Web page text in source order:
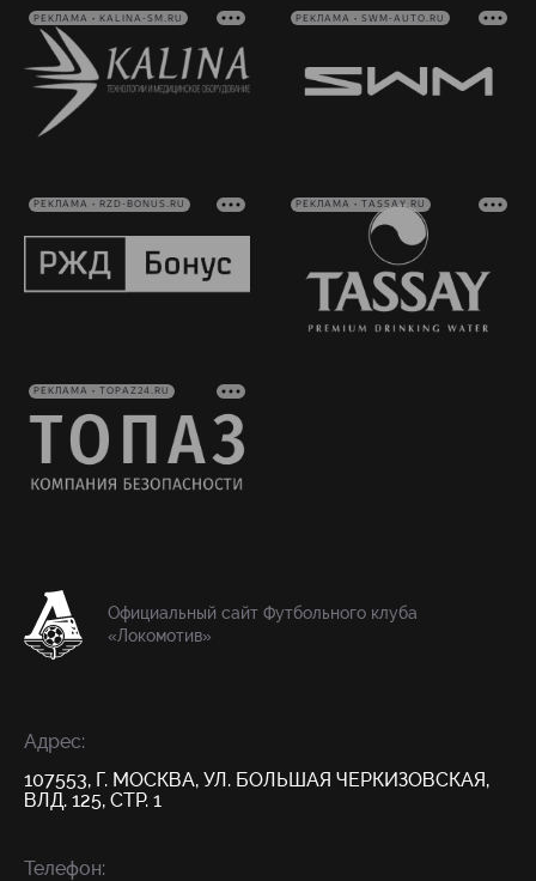
РЕКЛАМА • KALINA-SM.RU РЕКЛАМА • SWM-AUTO.RU
РЕКЛАМА • RZD-BONUS.RU РЕКЛАМА • TASSAY.RU
РЕКЛАМА • TOPAZ24.RU
Официальный сайт Футбольного клуба
«Локомотив»
Адрес:
107553, Г. МОСКВА, УЛ. БОЛЬШАЯ ЧЕРКИЗОВСКАЯ,
ВЛД. 125, СТР. 1
Телефон: